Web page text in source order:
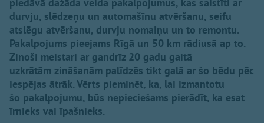
durvju, slēdzeņu un automašīnu atvēršanu, seifu
atslēgu atvēršanu, durvju nomaiņu un to remontu.
Pakalpojums pieejams Rīgā un 50 km rādiusā ap to.
Zinoši meistari ar gandrīz 20 gadu gaitā
uzkrātām zināšanām palīdzēs tikt galā ar šo bēdu pēc
iespējas ātrāk. Vērts pieminēt, ka, lai izmantotu
šo pakalpojumu, būs nepieciešams pierādīt, ka esat
īrnieks vai īpašnieks.